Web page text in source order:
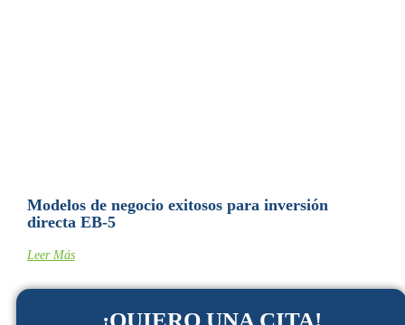
Modelos de negocio exitosos para inversión
directa EB-5
Leer Más
¡QUIERO UNA CITA!